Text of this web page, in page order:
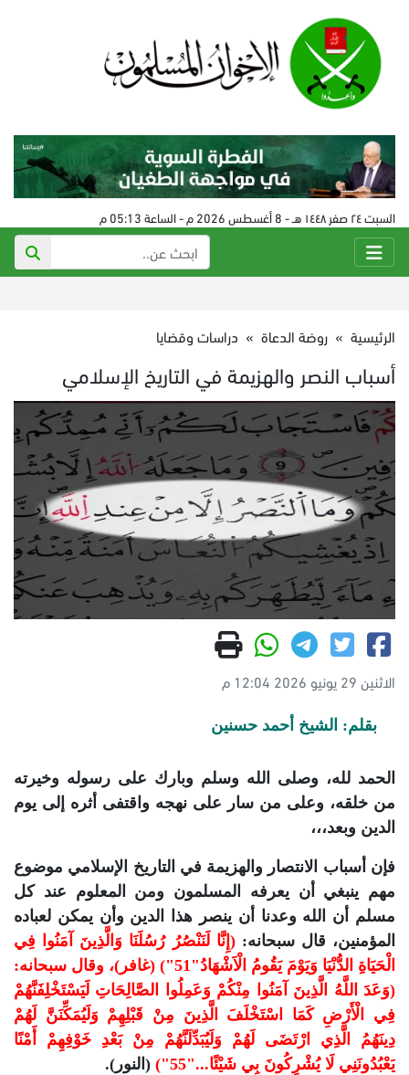
السبت ٢٤ صفر ١٤٤٨ هـ - 8 أغسطس 2026 م - الساعة 05:13 م
الرئيسية » روضة الدعاة » دراسات وقضايا
أسباب النصر والهزيمة في التاريخ الإسلامي
الاثنين 29 يونيو 2026 12:04 م
بقلم: الشيخ أحمد حسنين
الحمد لله، وصلى الله وسلم وبارك على رسوله وخيرته
من خلقه، وعلى من سار على نهجه واقتفى أثره إلى يوم
الدين وبعد،،،
فإن أسباب الانتصار والهزيمة في التاريخ الإسلامي موضوع
مهم ينبغي أن يعرفه المسلمون ومن المعلوم عند كل
مسلم أن الله وعدنا أن ينصر هذا الدين وأن يمكن لعباده
المؤمنين، قال سبحانه:(إِنَّا لَنَنْصُرُ رُسُلَنَا وَالَّذِينَ آمَنُوا فِي
الْحَيَاةِ الدُّنْيَا وَيَوْمَ يَقُومُ الْاَشْهَادُ"51") (غافر)، وقال سبحانه:
(وَعَدَ اللَّهُ الَّذِينَ آمَنُوا مِنْكُمْ وَعَمِلُوا الصَّالِحَاتِ لَيَسْتَخْلِفَنَّهُمْ
فِي الْأَرْضِ كَمَا اسْتَخْلَفَ الَّذِينَ مِنْ قَبْلِهِمْ وَلَيُمَكِّنَنَّ لَهُمْ
دِينَهُمُ الَّذِي ارْتَضَى لَهُمْ وَلَيُبَدِّلَنَّهُمْ مِنْ بَعْدِ خَوْفِهِمْ أَمْنًا
يَعْبُدُونَنِي لَا يُشْرِكُونَ بِي شَيْئًا..."55")
(النور).